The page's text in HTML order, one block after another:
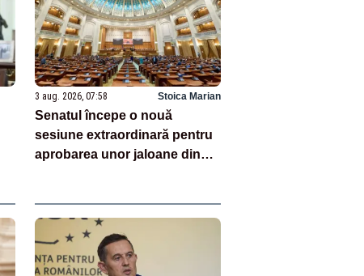
3 aug. 2026, 07:58 Stoica Marian
Senatul începe o nouă
sesiune extraordinară pentru
aprobarea unor jaloane din